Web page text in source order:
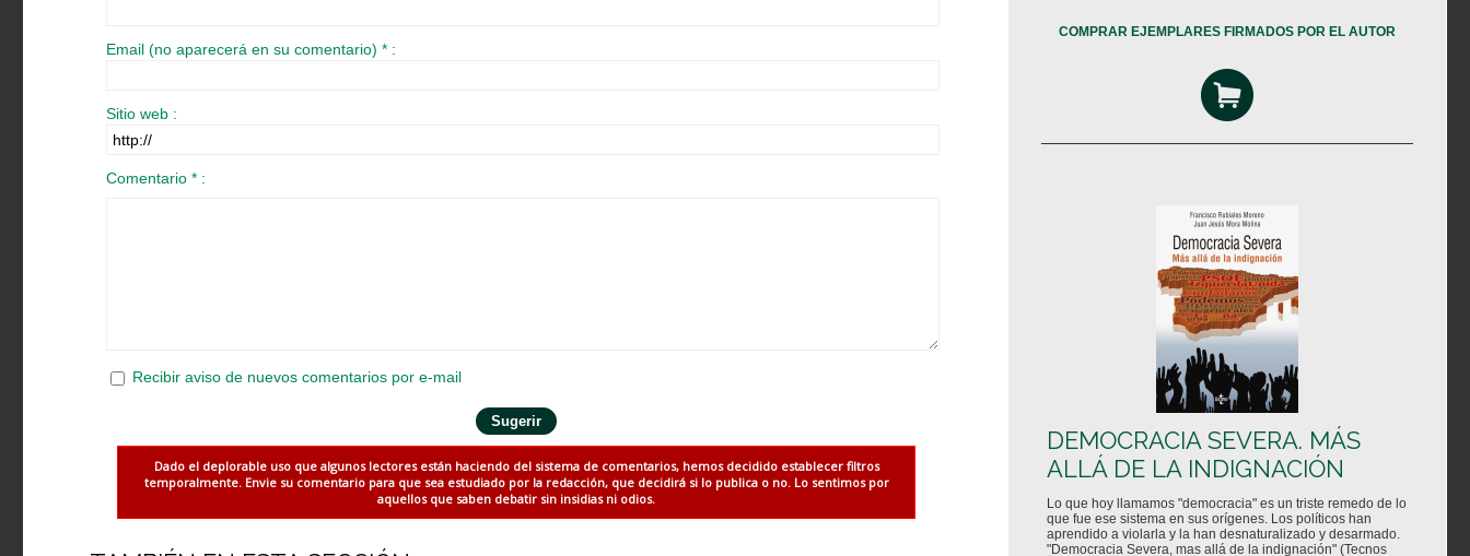
Email (no aparecerá en su comentario) * :
Sitio web :
Comentario * :
Recibir aviso de nuevos comentarios por e-mail
Dado el deplorable uso que algunos lectores están haciendo del sistema de comentarios, hemos decidido establecer filtros
temporalmente. Envie su comentario para que sea estudiado por la redacción, que decidirá si lo publica o no. Lo sentimos por
aquellos que saben debatir sin insidias ni odios.
COMPRAR EJEMPLARES FIRMADOS POR EL AUTOR
DEMOCRACIA SEVERA. MÁS
ALLÁ DE LA INDIGNACIÓN
Lo que hoy llamamos "democracia" es un triste remedo de lo
que fue ese sistema en sus orígenes. Los políticos han
aprendido a violarla y la han desnaturalizado y desarmado.
"Democracia Severa, mas allá de la indignación" (Tecnos